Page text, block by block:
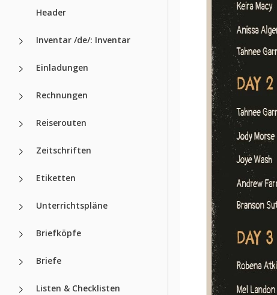
Header
Inventar /de/: Inventar
Einladungen
Rechnungen
Reiserouten
Zeitschriften
Etiketten
Unterrichtspläne
Briefköpfe
Briefe
Listen & Checklisten